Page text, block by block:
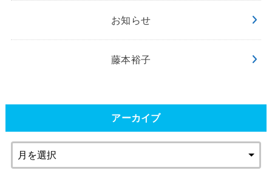
お知らせ
藤本裕子
アーカイブ